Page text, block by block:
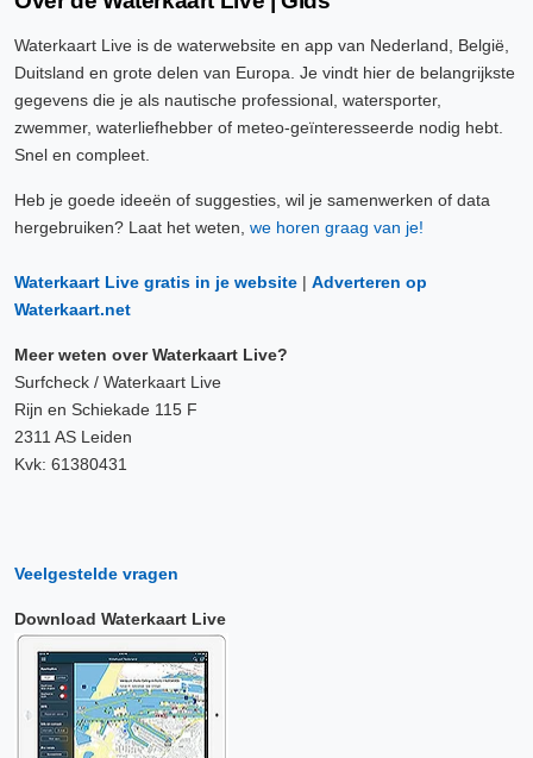
Waterkaart Live is de waterwebsite en app van Nederland, België,
Duitsland en grote delen van Europa. Je vindt hier de belangrijkste
gegevens die je als nautische professional, watersporter,
zwemmer, waterliefhebber of meteo-geïnteresseerde nodig hebt.
Snel en compleet.
Heb je goede ideeën of suggesties, wil je samenwerken of data
hergebruiken? Laat het weten, we horen graag van je!
Waterkaart Live gratis in je website | Adverteren op
Waterkaart.net
Meer weten over Waterkaart Live?
Surfcheck / Waterkaart Live
Rijn en Schiekade 115 F
2311 AS Leiden
Kvk: 61380431
Veelgestelde vragen
Download Waterkaart Live